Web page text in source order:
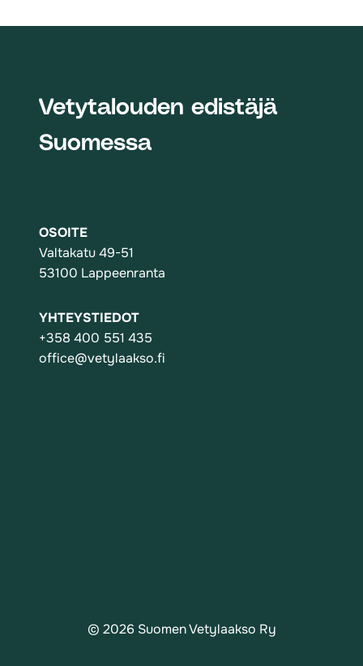
Vetytalouden edistäjä
Suomessa
OSOITE
Valtakatu 49-51
53100 Lappeenranta
YHTEYSTIEDOT
+358 400 551 435
office@vetylaakso.fi
© 2026 Suomen Vetylaakso Ry